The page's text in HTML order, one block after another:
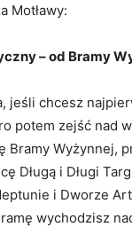
Motławy:
– od Bramy
jeśli chcesz
potem zejść nad
Bramy Wyżynnej,
Długą i Długi
i Dworze
wychodzisz